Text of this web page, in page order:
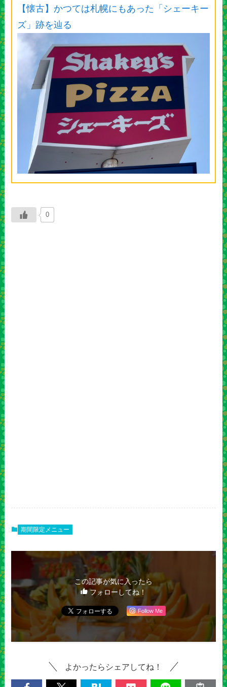
【懐古】かつては札幌にもあった「シェーキー
ズ」跡を辿る
0
期間限定メニュー
この記事が気に入ったら
フォローしてね！
Follow Me
よかったらシェアしてね！